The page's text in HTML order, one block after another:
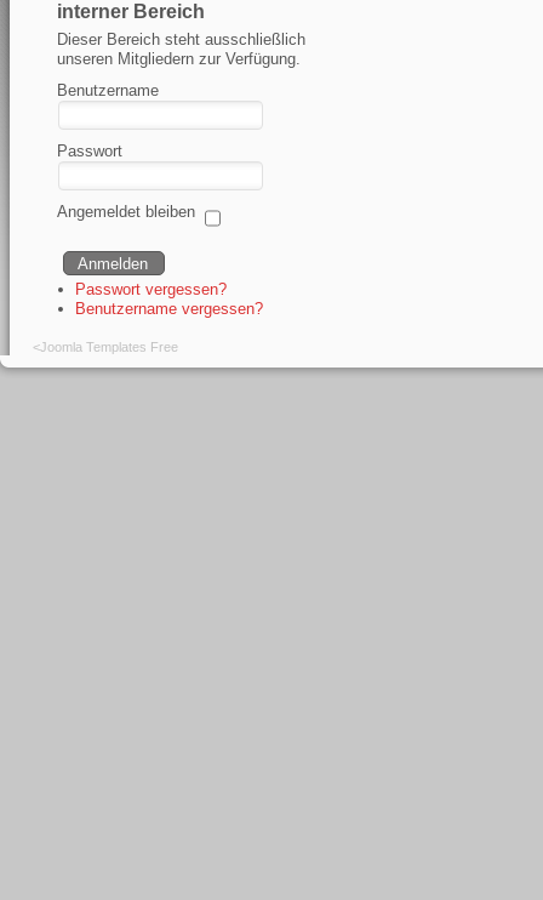
interner Bereich
Dieser Bereich steht ausschließlich
unseren Mitgliedern zur Verfügung.
Benutzername
Passwort
Angemeldet bleiben
Passwort vergessen?
Benutzername vergessen?
<Joomla Templates Free